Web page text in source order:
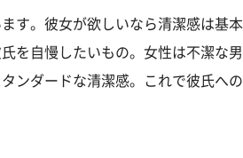
す。彼女が欲しいなら清潔感は基本
を自慢したいもの。女性は不潔な男
ンダードな清潔感。これで彼氏への